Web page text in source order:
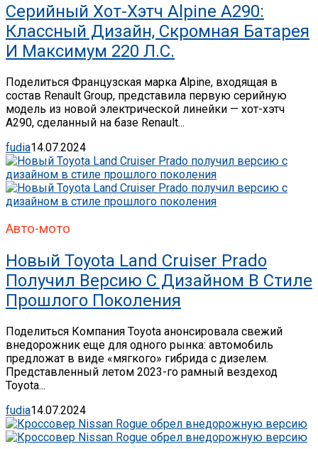
Серийный Хот-Хэтч Alpine A290:
Классный Дизайн, Скромная Батарея
И Максимум 220 Л.с.
Поделиться Французская марка Alpine, входящая в
состав Renault Group, представила первую серийную
модель из новой электрической линейки — хот-хэтч
A290, сделанный на базе Renault...
fudia14.07.2024
Авто-мото
Новый Toyota Land Cruiser Prado
Получил Версию С Дизайном В Стиле
Прошлого Поколения
Поделиться Компания Toyota анонсировала свежий
внедорожник еще для одного рынка: автомобиль
предложат в виде «мягкого» гибрида с дизелем.
Представленный летом 2023-го рамный вездеход
Toyota...
fudia14.07.2024